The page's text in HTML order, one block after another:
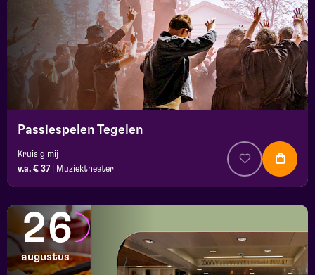
Passiespelen Tegelen
Kruisig mij
v.a. € 37
Muziektheater
26
augustus